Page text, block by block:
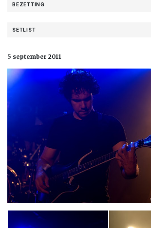
BEZETTING
SETLIST
5 september 2011